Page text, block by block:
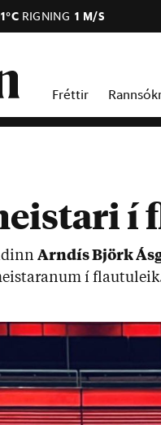
RIGNING 1 M/S
Fréttir
í
Arn­dís Björk
í